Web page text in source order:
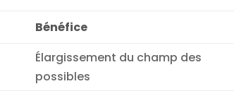
Bénéfice
Élargissement du champ des
possibles